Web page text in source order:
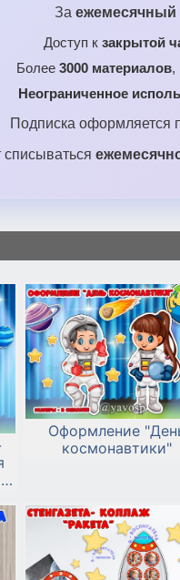
За ежемесячный
Доступ к закрытой
Более 3000 материалов,
Неограниченное
Подписка оформляется
Оформление
космонавтики"